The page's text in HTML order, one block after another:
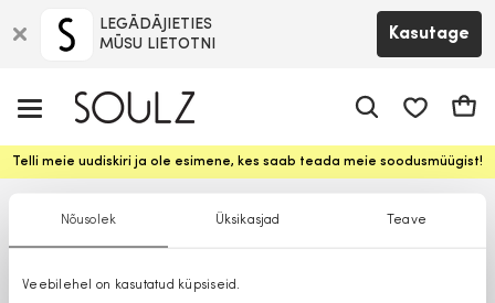
Nõusolek Üksikasjad Teave
Veebilehel on kasutatud küpsiseid.
LEGĀDĀJIETIES
MŪSU LIETOTNI
Kasutage
Telli meie uudiskiri ja ole esimene, kes saab teada meie soodusmüügist!